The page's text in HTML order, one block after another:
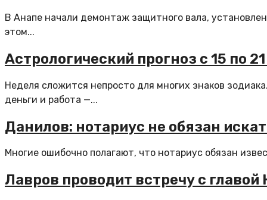
В Анапе начали демонтаж защитного вала,
этом...
Астрологический прогноз с 15 по
Неделя сложится непросто для многих знаков
деньги и работа —...
Данилов: нотариус не обязан
Многие ошибочно полагают, что нотариус обязан
Лавров проводит встречу с